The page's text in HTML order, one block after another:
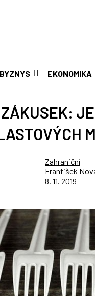
BYZNYS EKONOMIKA
Zahraniční
František
8. 11. 2019